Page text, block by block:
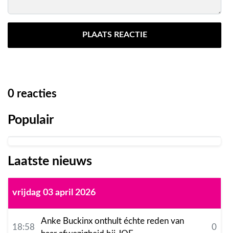
PLAATS REACTIE
0 reacties
Populair
Laatste nieuws
vrijdag 03 april 2026
18:58
Anke Buckinx onthult échte reden van
0